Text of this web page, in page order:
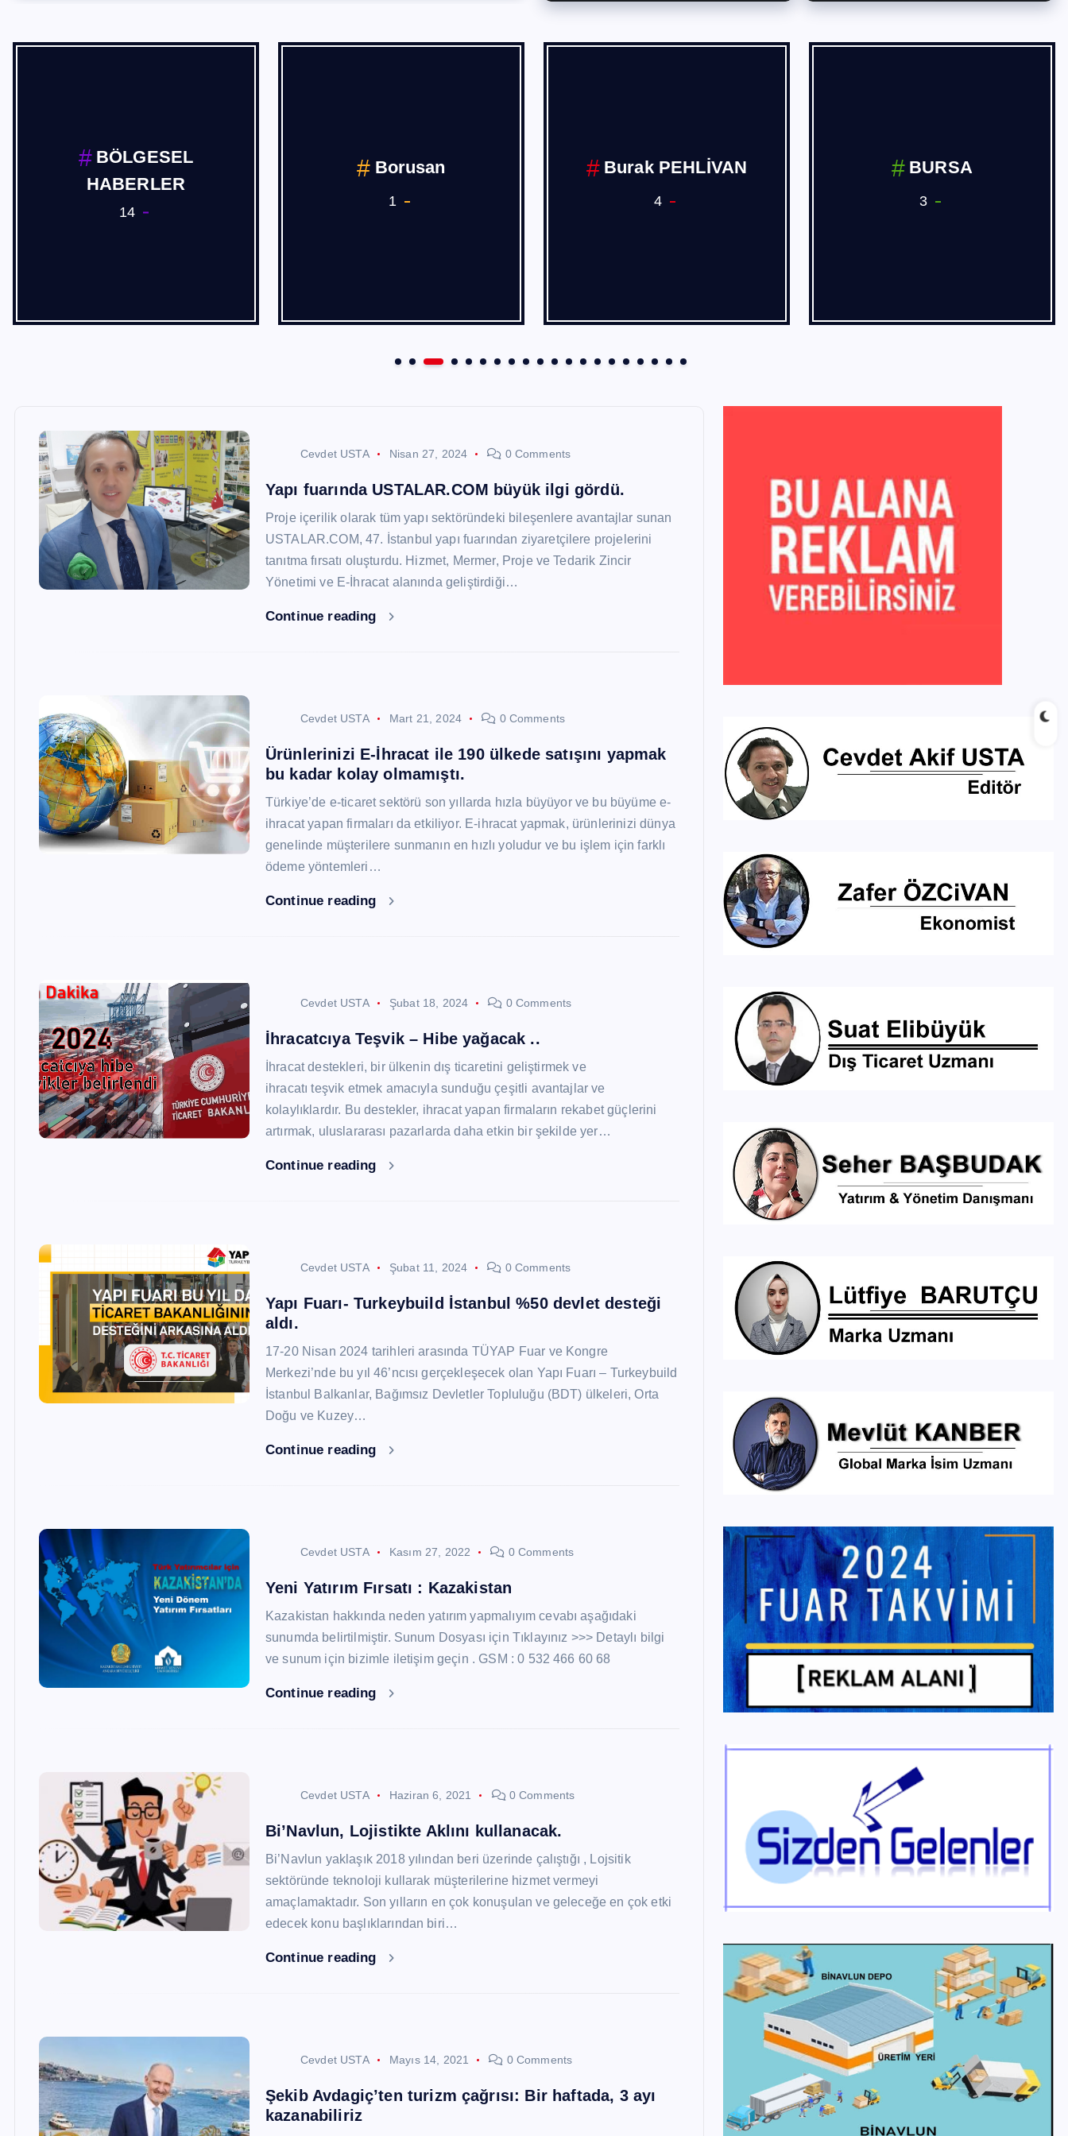
BÖLGESEL
HABERLER
14
Borusan
1
Burak PEHLİVAN
4
BURSA
3
Cevdet USTA Nisan 27, 2024 0 Comments
Yapı fuarında USTALAR.COM büyük ilgi gördü.
Proje içerilik olarak tüm yapı sektöründeki bileşenlere avantajlar sunan
USTALAR.COM, 47. İstanbul yapı fuarından ziyaretçilere projelerini
tanıtma fırsatı oluşturdu. Hizmet, Mermer, Proje ve Tedarik Zincir
Yönetimi ve E-İhracat alanında geliştirdiği…
Continue reading
Cevdet USTA Mart 21, 2024 0 Comments
Ürünlerinizi E-İhracat ile 190 ülkede satışını yapmak
bu kadar kolay olmamıştı.
Türkiye’de e-ticaret sektörü son yıllarda hızla büyüyor ve bu büyüme e-
ihracat yapan firmaları da etkiliyor. E-ihracat yapmak, ürünlerinizi dünya
genelinde müşterilere sunmanın en hızlı yoludur ve bu işlem için farklı
ödeme yöntemleri…
Continue reading
Cevdet USTA Şubat 18, 2024 0 Comments
İhracatcıya Teşvik – Hibe yağacak ..
İhracat destekleri, bir ülkenin dış ticaretini geliştirmek ve
ihracatı teşvik etmek amacıyla sunduğu çeşitli avantajlar ve
kolaylıklardır. Bu destekler, ihracat yapan firmaların rekabet güçlerini
artırmak, uluslararası pazarlarda daha etkin bir şekilde yer…
Continue reading
Cevdet USTA Şubat 11, 2024 0 Comments
Yapı Fuarı- Turkeybuild İstanbul %50 devlet desteği
aldı.
17-20 Nisan 2024 tarihleri arasında TÜYAP Fuar ve Kongre
Merkezi’nde bu yıl 46’ncısı gerçekleşecek olan Yapı Fuarı – Turkeybuild
İstanbul Balkanlar, Bağımsız Devletler Topluluğu (BDT) ülkeleri, Orta
Doğu ve Kuzey…
Continue reading
Cevdet USTA Kasım 27, 2022 0 Comments
Yeni Yatırım Fırsatı : Kazakistan
Kazakistan hakkında neden yatırım yapmalıyım cevabı aşağıdaki
sunumda belirtilmiştir. Sunum Dosyası için Tıklayınız >>> Detaylı bilgi
ve sunum için bizimle iletişim geçin . GSM : 0 532 466 60 68
Continue reading
Cevdet USTA Haziran 6, 2021 0 Comments
Bi’Navlun, Lojistikte Aklını kullanacak.
Bi’Navlun yaklaşık 2018 yılından beri üzerinde çalıştığı , Lojsitik
sektöründe teknoloji kullarak müşterilerine hizmet vermeyi
amaçlamaktadır. Son yılların en çok konuşulan ve geleceğe en çok etki
edecek konu başlıklarından biri…
Continue reading
Cevdet USTA Mayıs 14, 2021 0 Comments
Şekib Avdagiç’ten turizm çağrısı: Bir haftada, 3 ayı
kazanabiliriz